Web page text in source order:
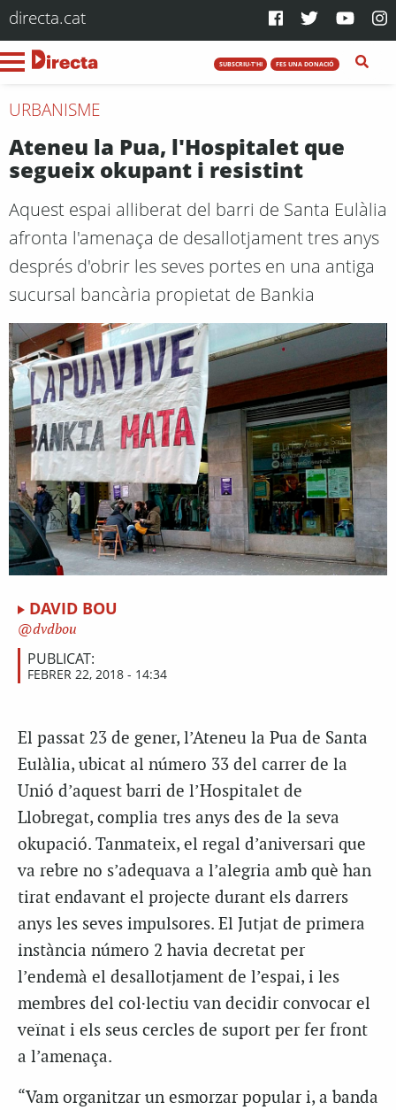
directa.cat
SUBSCRIU-T'HI FES UNA DONACIÓ
URBANISME
Ateneu la Pua, l'Hospitalet que
segueix okupant i resistint
Aquest espai alliberat del barri de Santa Eulàlia
afronta l'amenaça de desallotjament tres anys
després d'obrir les seves portes en una antiga
sucursal bancària propietat de Bankia
DAVID BOU
dvdbou
PUBLICAT:
FEBRER 22, 2018 - 14:34
El passat 23 de gener, l’Ateneu la Pua de Santa
Eulàlia, ubicat al número 33 del carrer de la
Unió d’aquest barri de l’Hospitalet de
Llobregat, complia tres anys des de la seva
okupació. Tanmateix, el regal d’aniversari que
va rebre no s’adequava a l’alegria amb què han
tirat endavant el projecte durant els darrers
anys les seves impulsores. El Jutjat de primera
instància número 2 havia decretat per
l’endemà el desallotjament de l’espai, i les
membres del col·lectiu van decidir convocar el
veïnat i els seus cercles de suport per fer front
a l’amenaça.
“Vam organitzar un esmorzar popular i, a banda